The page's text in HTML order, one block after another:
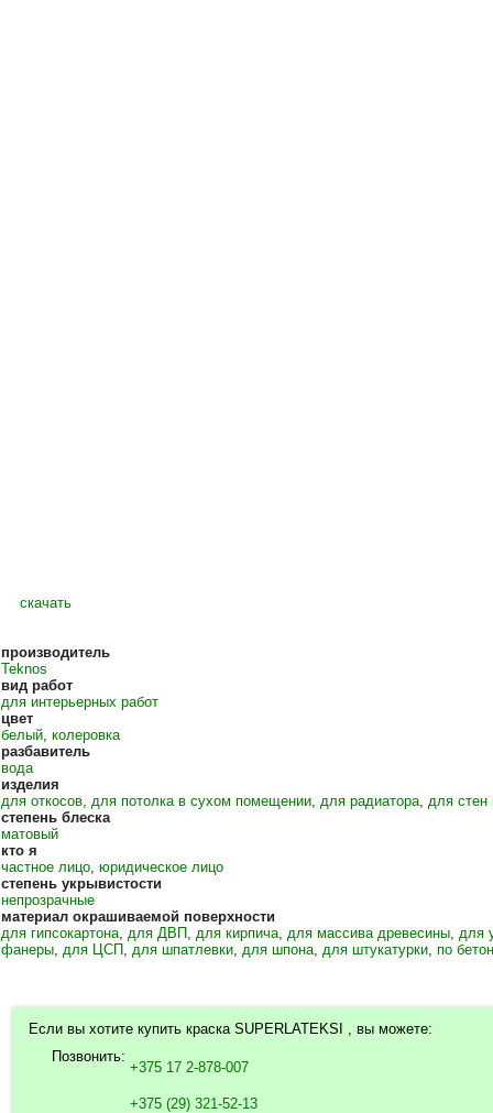
скачать
производитель
Teknos
вид работ
для интерьерных работ
цвет
белый, колеровка
разбавитель
вода
изделия
для откосов, для потолка в сухом помещении, для радиатора, для
степень блеска
матовый
кто я
частное лицо, юридическое лицо
степень укрывистости
непрозрачные
материал окрашиваемой поверхности
для гипсокартона, для ДВП , для кирпича, для массива древесины, для
фанеры, для ЦСП , для шпатлевки, для шпона, для штукатурки, по
Если вы хотите купить краска SUPERLATEKSI , вы можете:
Позвонить:
+375 17 2-878-007
+375 (29) 321-52-13